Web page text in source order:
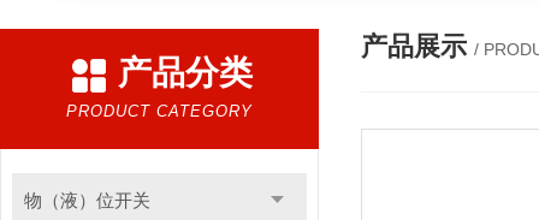
产品分类
PRODUCT CATEGORY
物（液）位开关
产品展示 /